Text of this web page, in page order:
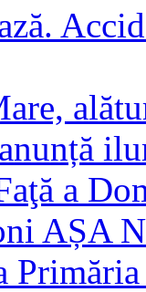
a
AȘA